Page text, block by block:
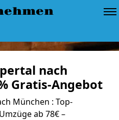
nach
Gratis-Angebot
München : Top-
ab 78€ –